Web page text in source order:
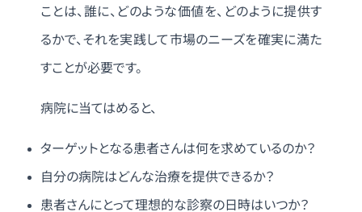
ことは、誰に、どのような価値を、どのように提供す
るかで、それを実践して市場のニーズを確実に満た
すことが必要です。
病院に当てはめると、
ターゲットとなる患者さんは何を求めているのか？
自分の病院はどんな治療を提供できるか？
患者さんにとって理想的な診察の日時はいつか？